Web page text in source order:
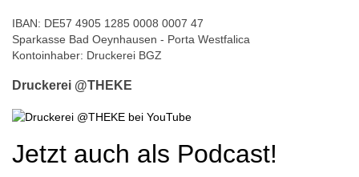
IBAN: DE57 4905 1285 0008 0007 47
Sparkasse Bad Oeynhausen - Porta Westfalica
Kontoinhaber: Druckerei BGZ
Druckerei @THEKE
Jetzt auch als Podcast!